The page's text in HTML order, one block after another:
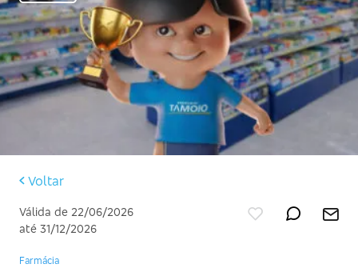
Voltar
Válida de 22/06/2026
até 31/12/2026
Farmácia